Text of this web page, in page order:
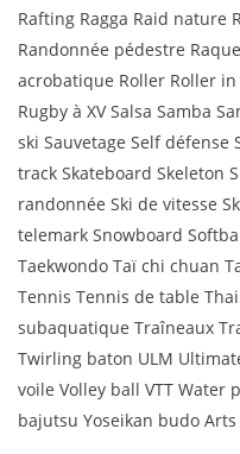
Rafting Ragga Raid nature
Randonnée pédestre
acrobatique Roller Roller in
Rugby à XV Salsa Samba
ski Sauvetage Self défense
track Skateboard Skeleton
randonnée Ski de vitesse
telemark Snowboard
Taekwondo Taï chi chuan
Tennis Tennis de table
subaquatique Traîneaux
Twirling baton ULM
voile Volley ball VTT Water
bajutsu Yoseikan budo